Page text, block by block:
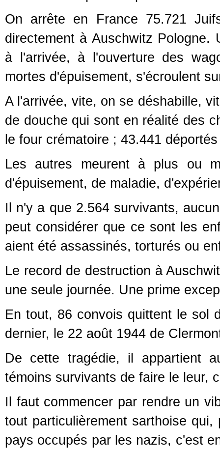
On arrête en France 75.721
directement à Auschwitz Pologne.
à l'arrivée, à l'ouverture des
mortes d'épuisement, s'écroulent
A l'arrivée, vite, on se déshabille,
de douche qui sont en réalité des
le four crématoire ; 43.441
Les autres meurent à plus ou
d'épuisement, de maladie,
Il n'y a que 2.564 survivants,
peut considérer que ce sont les
aient été assassinés, torturés ou
Le record de destruction à
une seule journée. Une prime
En tout, 86 convois quittent le sol
dernier, le 22 août 1944 de
De cette tragédie, il appartient
témoins survivants de faire le leur,
Il faut commencer par rendre un
tout particulièrement sarthoise
pays occupés par les nazis, c'est